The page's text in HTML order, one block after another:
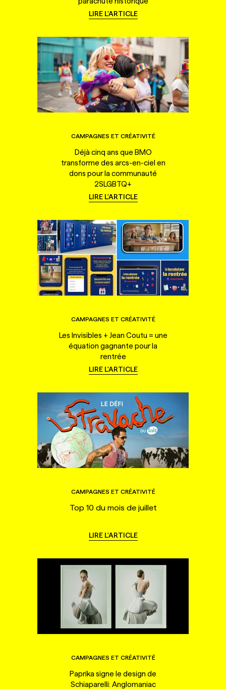
LIRE L'ARTICLE
CAMPAGNES ET CRÉATIVITÉ
Déjà cinq ans que BMO
transforme des arcs-en-ciel en
dons pour la communauté
2SLGBTQ+
LIRE L'ARTICLE
CAMPAGNES ET CRÉATIVITÉ
Les Invisibles + Jean Coutu = une
équation gagnante pour la
rentrée
LIRE L'ARTICLE
CAMPAGNES ET CRÉATIVITÉ
Top 10 du mois de juillet
LIRE L'ARTICLE
CAMPAGNES ET CRÉATIVITÉ
Paprika signe le design de
Schiaparelli: Anglomaniac